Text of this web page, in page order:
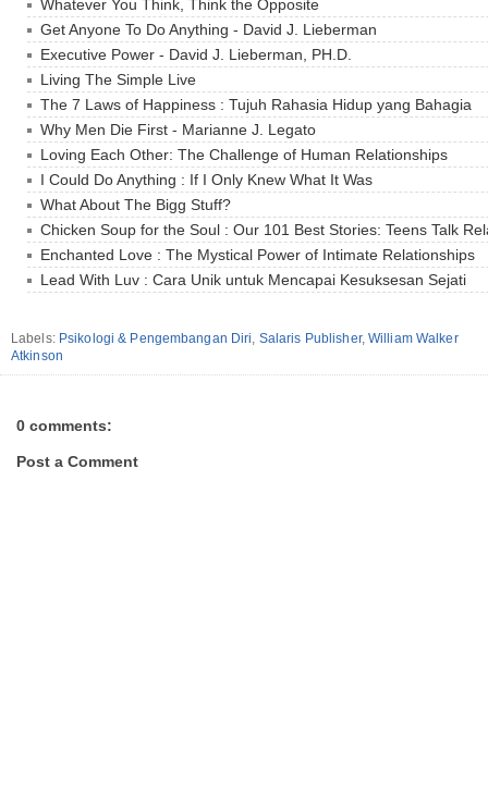
Whatever You Think, Think the Opposite
Get Anyone To Do Anything - David J. Lieberman
Executive Power - David J. Lieberman, PH.D.
Living The Simple Live
The 7 Laws of Happiness : Tujuh Rahasia Hidup yang Bahagia
Why Men Die First - Marianne J. Legato
Loving Each Other: The Challenge of Human Relationships
I Could Do Anything : If I Only Knew What It Was
What About The Bigg Stuff?
Chicken Soup for the Soul : Our 101 Best Stories: Teens Talk
Enchanted Love : The Mystical Power of Intimate Relationships
Lead With Luv : Cara Unik untuk Mencapai Kesuksesan Sejati
Labels: Psikologi & Pengembangan Diri, Salaris Publisher, William Walker
Atkinson
0 comments:
Post a Comment